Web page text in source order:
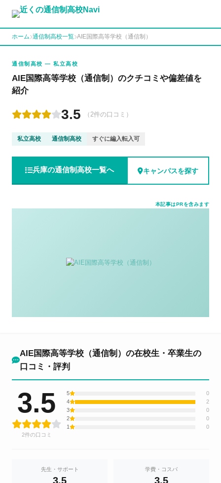
ホーム 通信制高校一覧 AIE国際高等学校（通信制）
通信制高校 — 私立高校
AIE国際高等学校（通信制）のクチコミや偏差値を
紹介
3.5 （2件の口コミ）
私立高校 通信制高校 すぐに編入転入可
兵庫の通信制高校一覧へ キャンパスを探す
本記事はPRを含みます
AIE国際高等学校（通信制）の在校生・卒業生の
口コミ・評判
3.5
2件の口コミ
5
0
4
2
3
0
2
0
1
0
先生・サポート
3.5
学費・コスパ
3.5